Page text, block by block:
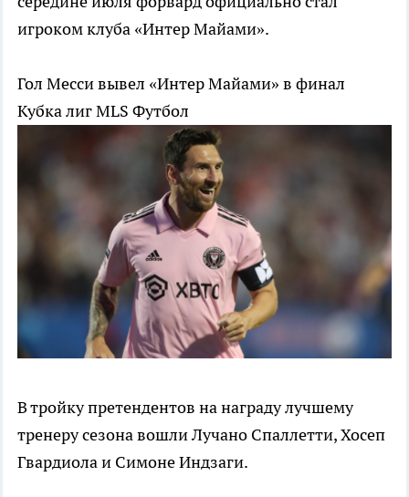
игроком клуба «Интер Майами».
Гол Месси вывел «Интер Майами» в финал
Кубка лиг MLS Футбол
В тройку претендентов на награду лучшему
тренеру сезона вошли Лучано Спаллетти, Хосеп
Гвардиола и Симоне Индзаги.